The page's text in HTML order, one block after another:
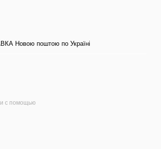
Новою поштою по Україні
с помощью